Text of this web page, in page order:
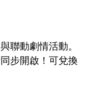
聯動劇情活動。
步開啟！可兌換